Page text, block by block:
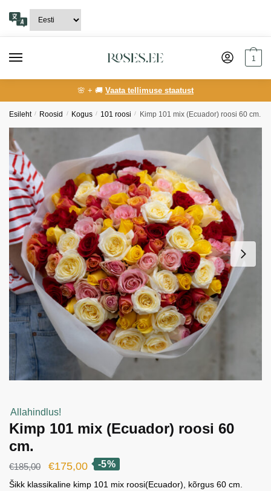
navigation
content
1
🌸 + 🚚 Vaata tellimuse staatust
Esileht / Roosid / Kogus / 101 roosi / Kimp 101 mix (Ecuador) roosi 60 cm.
Allahindlus!
Kimp 101 mix (Ecuador) roosi 60
cm.
€185,00
Algne
hind
€175,00Current
price
-5%
Šikk klassikaline kimp 101 mix roosi(Ecuador), kõrgus 60 cm.